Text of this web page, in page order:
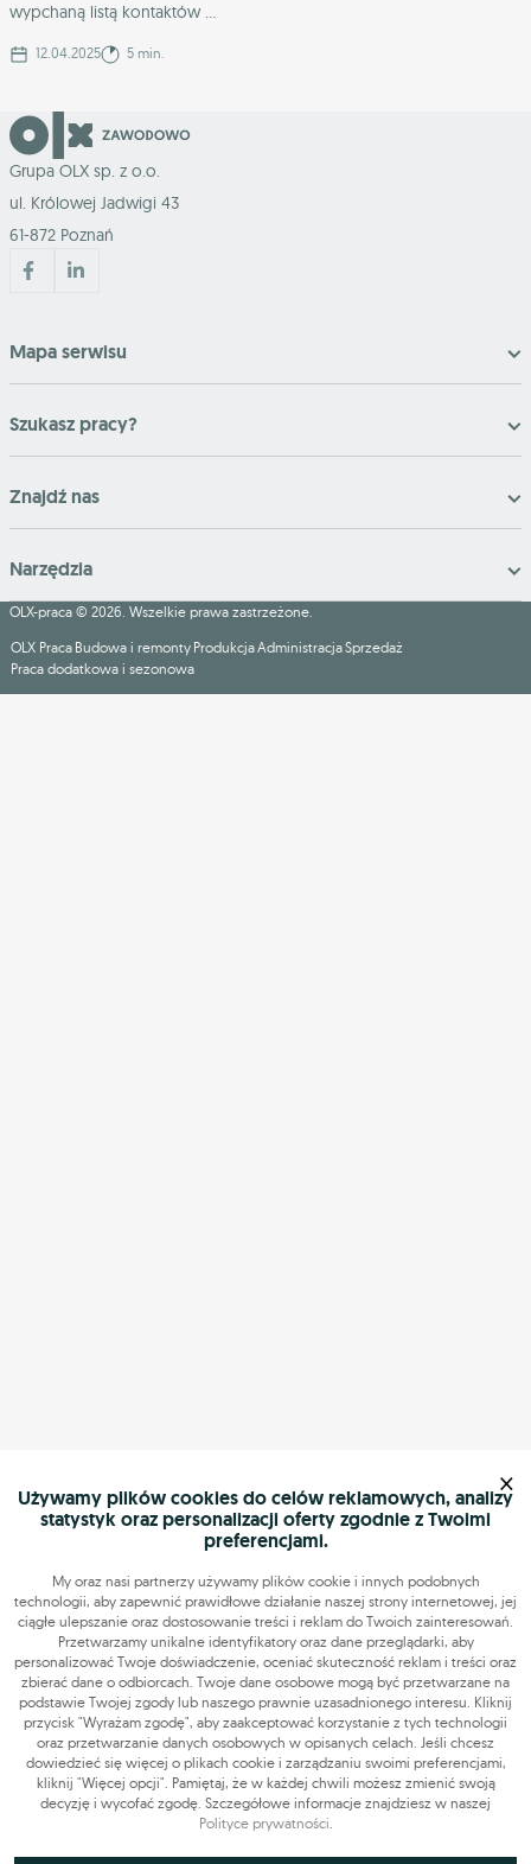
wypchaną listą kontaktów ...
12.04.2025 5 min.
Grupa OLX sp. z o.o.
ul. Królowej Jadwigi 43
61-872 Poznań
Mapa serwisu
Szukasz pracy?
Znajdź nas
Narzędzia
OLX-praca © 2026. Wszelkie prawa zastrzeżone.
OLX Praca Budowa i remonty ProdukcjaAdministracjaSprzedaż
Praca dodatkowa i sezonowa
Używamy plików cookies do celów reklamowych, analizy
statystyk oraz personalizacji oferty zgodnie z Twoimi
preferencjami.
My oraz nasi partnerzy używamy plików cookie i innych podobnych
technologii, aby zapewnić prawidłowe działanie naszej strony internetowej, jej
ciągłe ulepszanie oraz dostosowanie treści i reklam do Twoich zainteresowań.
Przetwarzamy unikalne identyfikatory oraz dane przeglądarki, aby
personalizować Twoje doświadczenie, oceniać skuteczność reklam i treści oraz
zbierać dane o odbiorcach. Twoje dane osobowe mogą być przetwarzane na
podstawie Twojej zgody lub naszego prawnie uzasadnionego interesu. Kliknij
przycisk "Wyrażam zgodę", aby zaakceptować korzystanie z tych technologii
oraz przetwarzanie danych osobowych w opisanych celach. Jeśli chcesz
dowiedzieć się więcej o plikach cookie i zarządzaniu swoimi preferencjami,
kliknij "Więcej opcji". Pamiętaj, że w każdej chwili możesz zmienić swoją
decyzję i wycofać zgodę. Szczegółowe informacje znajdziesz w naszej
Polityce prywatności.
×